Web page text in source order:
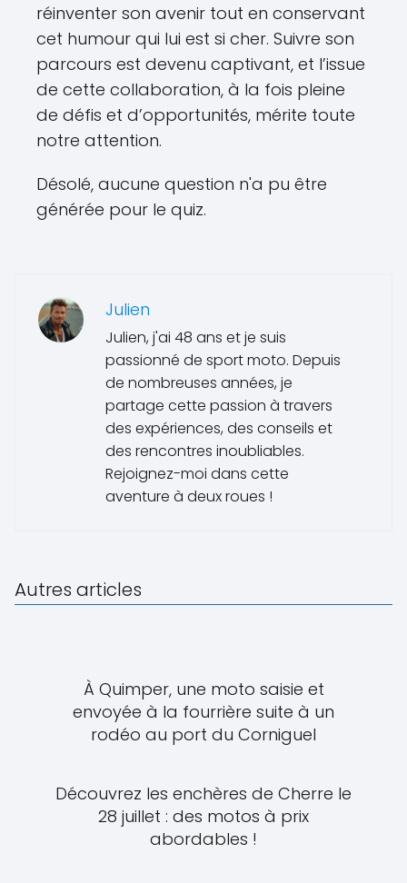
réinventer son avenir tout en conservant
cet humour qui lui est si cher. Suivre son
parcours est devenu captivant, et l’issue
de cette collaboration, à la fois pleine
de défis et d’opportunités, mérite toute
notre attention.
Désolé, aucune question n'a pu être
générée pour le quiz.
Julien
Julien, j'ai 48 ans et je suis
passionné de sport moto. Depuis
de nombreuses années, je
partage cette passion à travers
des expériences, des conseils et
des rencontres inoubliables.
Rejoignez-moi dans cette
aventure à deux roues !
Autres articles
À Quimper, une moto saisie et
envoyée à la fourrière suite à un
rodéo au port du Corniguel
Découvrez les enchères de Cherre le
28 juillet : des motos à prix
abordables !